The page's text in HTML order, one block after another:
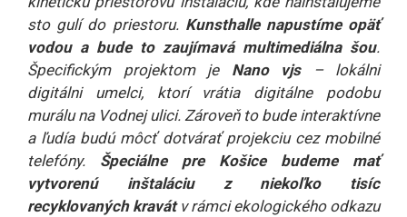
sto gulí do priestoru. Kunsthalle napustíme opäť
vodou a bude to zaujímavá multimediálna šou.
Špecifickým projektom je Nano vjs– lokálni
digitálni umelci, ktorí vrátia digitálne podobu
murálu na Vodnej ulici. Zároveň to bude interaktívne
a ľudía budú môcť dotvárať projekciu cez mobilné
telefóny. Špeciálne pre Košice budeme mať
vytvorenú inštaláciu z niekoľko tisíc
recyklovaných kravátv rámci ekologického odkazu